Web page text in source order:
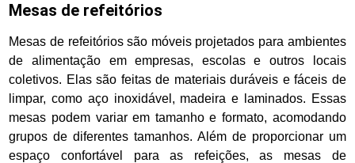
Mesas de refeitórios
Mesas de refeitórios são móveis projetados para ambientes
de alimentação em empresas, escolas e outros locais
coletivos. Elas são feitas de materiais duráveis e fáceis de
limpar, como aço inoxidável, madeira e laminados. Essas
mesas podem variar em tamanho e formato, acomodando
grupos de diferentes tamanhos. Além de proporcionar um
espaço confortável para as refeições, as mesas de